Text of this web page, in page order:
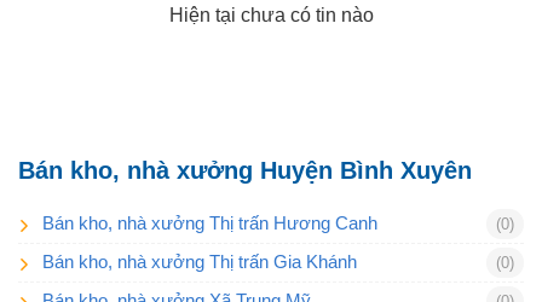
Hiện tại chưa có tin nào
Bán kho, nhà xưởng Huyện Bình Xuyên
Bán kho, nhà xưởng Thị trấn Hương Canh (0)
Bán kho, nhà xưởng Thị trấn Gia Khánh (0)